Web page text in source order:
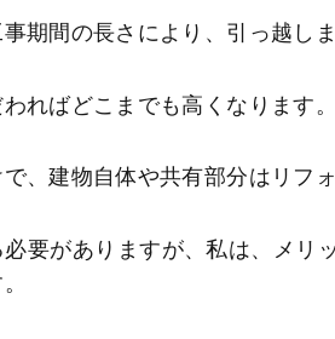
期間の長さにより、引っ越し
ればどこまでも高くなります。
、建物自体や共有部分はリフォ
要がありますが、私は、メリ